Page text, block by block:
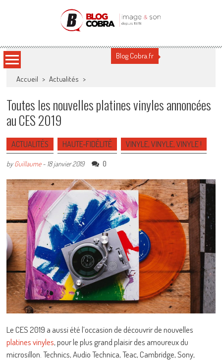
Blog Cobra
Blog Cobra.fr
Accueil > Actualités >
Toutes les nouvelles platines vinyles annoncées
au CES 2019
ACTUALITÉS HAUTE-FIDÉLITÉ VINYLE, VINYLE, VINYLE !
byGuillaume- 18 janvier 2019 0
Le CES 2019 a aussi été l’occasion de découvrir de nouvelles
platines vinyles, pour le plus grand plaisir des amoureux du
microsillon. Technics, Audio Technica, Teac, Cambridge, Sony,